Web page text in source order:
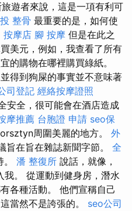
遊者來說，這是一項有利可
整骨 最重要的是，如何使
按摩店 腳 按摩 但是在此之
美元，例如，我查看了所有
的購物在哪裡購買綠紙。
得到狗屎的事實並不意味著
司登記 經絡按摩證照
安全，很可能會在酒店造成
摩推薦 台胞證 申請 seo保
周圍美麗的地方。 外
旨在旨在雜誌新聞字節。 全
潘 整復所 說話，就像，
。 從運動到健身房，潛水
各種活動。 他們宣稱自己
當然不是誇張的。 seo公司